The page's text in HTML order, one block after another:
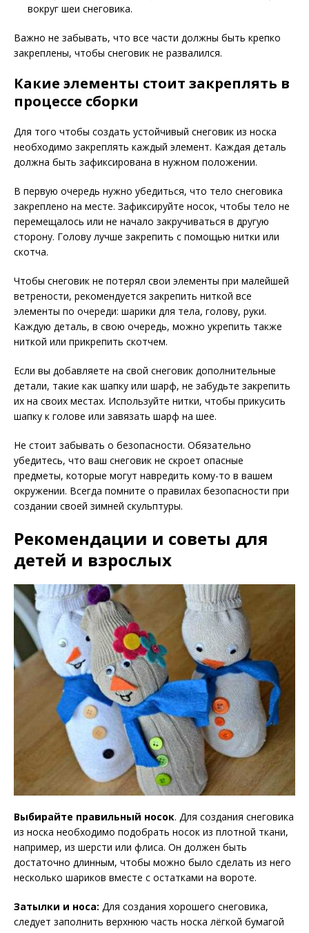
вокруг шеи снеговика.
Важно не забывать, что все части должны быть крепко
закреплены, чтобы снеговик не развалился.
Какие элементы стоит закреплять в
процессе сборки
Для того чтобы создать устойчивый снеговик из носка
необходимо закреплять каждый элемент. Каждая деталь
должна быть зафиксирована в нужном положении.
В первую очередь нужно убедиться, что тело снеговика
закреплено на месте. Зафиксируйте носок, чтобы тело не
перемещалось или не начало закручиваться в другую
сторону. Голову лучше закрепить с помощью нитки или
скотча.
Чтобы снеговик не потерял свои элементы при малейшей
ветрености, рекомендуется закрепить ниткой все
элементы по очереди: шарики для тела, голову, руки.
Каждую деталь, в свою очередь, можно укрепить также
ниткой или прикрепить скотчем.
Если вы добавляете на свой снеговик дополнительные
детали, такие как шапку или шарф, не забудьте закрепить
их на своих местах. Используйте нитки, чтобы прикусить
шапку к голове или завязать шарф на шее.
Не стоит забывать о безопасности. Обязательно
убедитесь, что ваш снеговик не скроет опасные
предметы, которые могут навредить кому-то в вашем
окружении. Всегда помните о правилах безопасности при
создании своей зимней скульптуры.
Рекомендации и советы для
детей и взрослых
Выбирайте правильный носок. Для создания снеговика
из носка необходимо подобрать носок из плотной ткани,
например, из шерсти или флиса. Он должен быть
достаточно длинным, чтобы можно было сделать из него
несколько шариков вместе с остатками на вороте.
Затылки и носа: Для создания хорошего снеговика,
следует заполнить верхнюю часть носка лёгкой бумагой